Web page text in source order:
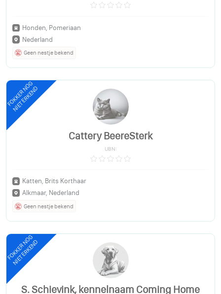
Honden, Pomeriaan
Nederland
Geen nestje bekend
FOKKER NOG
NIET ERKEND
Cattery BeereSterk
UBN:
Katten, Brits Korthaar
Alkmaar, Nederland
Geen nestje bekend
FOKKER NOG
NIET ERKEND
S. Schievink, kennelnaam Coming Home